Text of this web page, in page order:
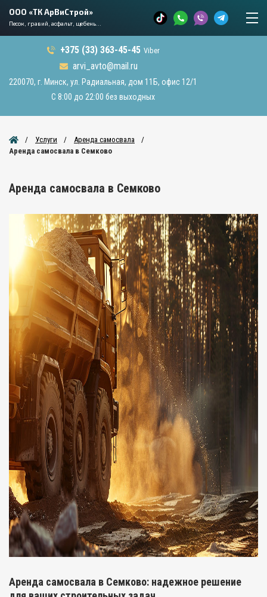
+375 (33) 363-45-45 Viber
arvi_avto@mail.ru
220070, г. Минск, ул. Радиальная, дом 11Б, офис 12/1
С 8:00 до 22:00 без выходных
ООО «ТК АрВиСтрой»
Песок, гравий, асфальт, щебень...
Услуги
Аренда самосвала
Аренда самосвала в Семково
Аренда самосвала в Семково
Аренда самосвала в Семково: надежное решение